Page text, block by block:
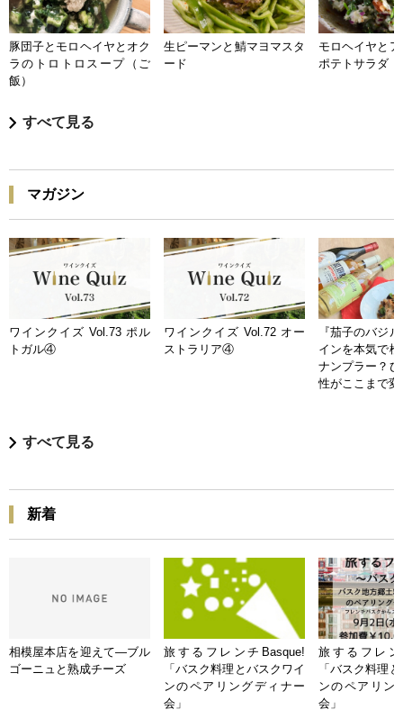
豚団子とモロヘイヤとオク
ラのトロトロスープ（ご
飯）
生ピーマンと鯖マヨマスタ
ード
モロヘイヤと
ポテトサラダ
すべて見る
マガジン
ワインクイズ Vol.73 ポル
トガル④
ワインクイズ Vol.72 オー
ストラリア④
『茄子のバジ
インを本気で
ナンプラー？
性がここまで
すべて見る
新着
相模屋本店を迎えて―ブル
ゴーニュと熟成チーズ
旅するフレンチBasque!
「バスク料理とバスクワイ
ンのペアリングディナー
会」
旅するフレン
「バスク料理
ンのペアリン
会」